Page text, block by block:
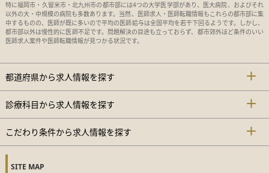
特に福岡市・久留米市・北九州市の都市部には4つの大学医学部があり、医大病院、およびそれ
以外の大・中規模の病院も多数あります。当然、医師求人・医師転職情報もこれらの都市部に集
中するものの、医師が既に多いので平均の医師給与は全国平均を若干下回るようです。しかし、
都市部以外は慢性的に医師不足です。問題解決の目途も立っておらず、都市郊外ほど条件のいい
医師求人案件や医師転職情報が見つかる状況です。
都道府県から求人情報を探す
診療科目から求人情報を探す
こだわり条件から求人情報を探す
SITE MAP